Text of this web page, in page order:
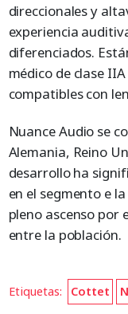
direccionales y
experiencia
diferenciados.
médico de clase
compatibles con
Nuance Audio se
Alemania, Reino
desarrollo ha
en el segmento e
pleno ascenso por
entre la población.
Etiquetas: Cottet